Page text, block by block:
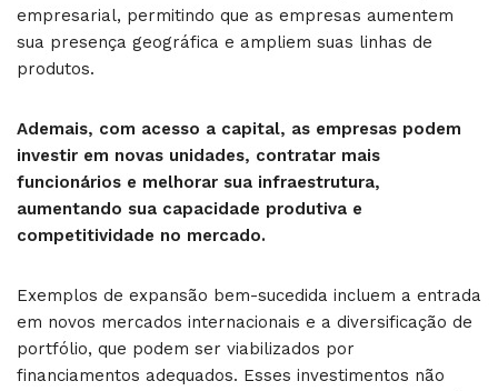
empresarial, permitindo que as empresas aumentem
sua presença geográfica e ampliem suas linhas de
produtos.
Ademais, com acesso a capital, as empresas podem
investir em novas unidades, contratar mais
funcionários e melhorar sua infraestrutura,
aumentando sua capacidade produtiva e
competitividade no mercado.
Exemplos de expansão bem-sucedida incluem a entrada
em novos mercados internacionais e a diversificação de
portfólio, que podem ser viabilizados por
financiamentos adequados. Esses investimentos não